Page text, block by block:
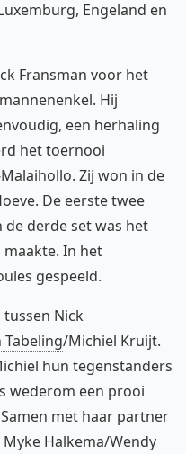
Engeland en
Fransman voor het
Hij
een herhaling
het toernooi
Zij won in de
De eerste twee
derde set was het
In het
gespeeld.
tussen Nick
Tabeling/Michiel Kruijt.
hun tegenstanders
wederom een prooi
met haar partner
Halkema/Wendy